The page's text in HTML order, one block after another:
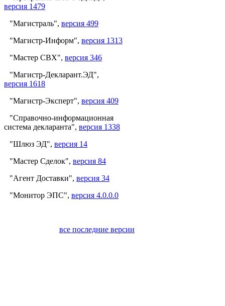
версия 1479
"Магистраль", версия 499
"Магистр-Информ", версия 1313
"Мастер СВХ", версия 346
"Магистр-Декларант.ЭД",
версия 1618
"Магистр-Эксперт", версия 409
"Справочно-информационная
система декларанта", версия 1338
"Шлюз ЭД", версия 14
"Мастер Сделок", версия 84
"Агент Доставки", версия 34
"Монитор ЭПС", версия 4.0.0.0
все последние версии